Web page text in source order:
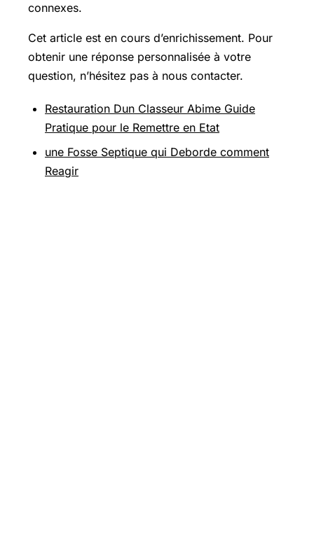
connexes.
Cet article est en cours d’enrichissement. Pour
obtenir une réponse personnalisée à votre
question, n’hésitez pas à nous contacter.
Restauration Dun Classeur Abime Guide
Pratique pour le Remettre en Etat
une Fosse Septique qui Deborde comment
Reagir